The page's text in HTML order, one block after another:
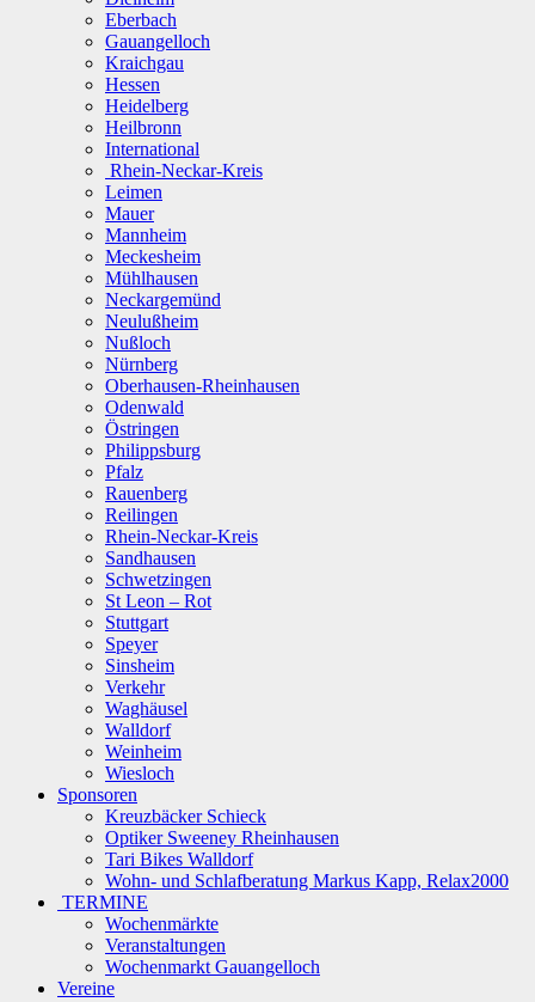
Eberbach
Gauangelloch
Kraichgau
Hessen
Heidelberg
Heilbronn
International
Rhein-Neckar-Kreis
Leimen
Mauer
Mannheim
Meckesheim
Mühlhausen
Neckargemünd
Neulußheim
Nußloch
Nürnberg
Oberhausen-Rheinhausen
Odenwald
Östringen
Philippsburg
Pfalz
Rauenberg
Reilingen
Rhein-Neckar-Kreis
Sandhausen
Schwetzingen
St Leon – Rot
Stuttgart
Speyer
Sinsheim
Verkehr
Waghäusel
Walldorf
Weinheim
Wiesloch
Sponsoren
Kreuzbäcker Schieck
Optiker Sweeney Rheinhausen
Tari Bikes Walldorf
Wohn- und Schlafberatung Markus Kapp, Relax2000
TERMINE
Wochenmärkte
Veranstaltungen
Wochenmarkt Gauangelloch
Vereine